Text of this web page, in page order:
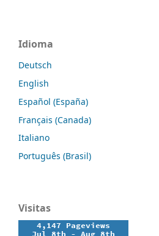
Idioma
Deutsch
English
Español (España)
Français (Canada)
Italiano
Português (Brasil)
Visitas